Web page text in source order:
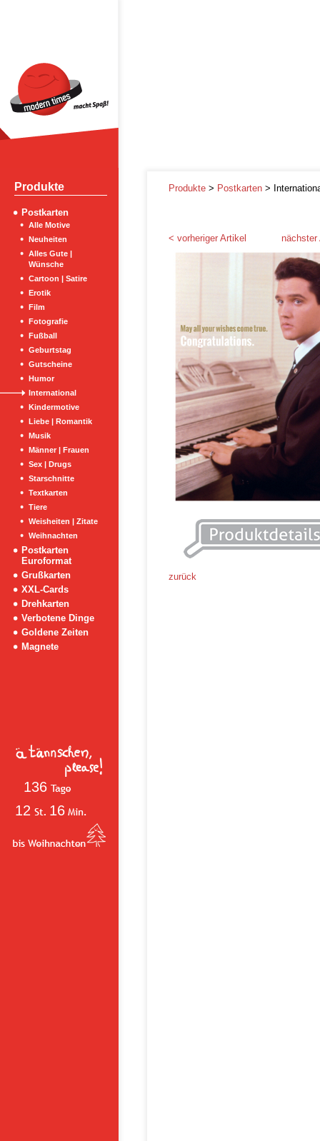
Produkte
Postkarten
Alle Motive
Neuheiten
Alles Gute |
Wünsche
Cartoon | Satire
Erotik
Film
Fotografie
Fußball
Geburtstag
Gutscheine
Humor
International
Kindermotive
Liebe | Romantik
Musik
Männer | Frauen
Sex | Drugs
Starschnitte
Textkarten
Tiere
Weisheiten | Zitate
Weihnachten
Postkarten
Euroformat
Grußkarten
XXL-Cards
Drehkarten
Verbotene Dinge
Goldene Zeiten
Magnete
136
12
16
Produkte > Postkarten >
< vorheriger Artikel
zurück